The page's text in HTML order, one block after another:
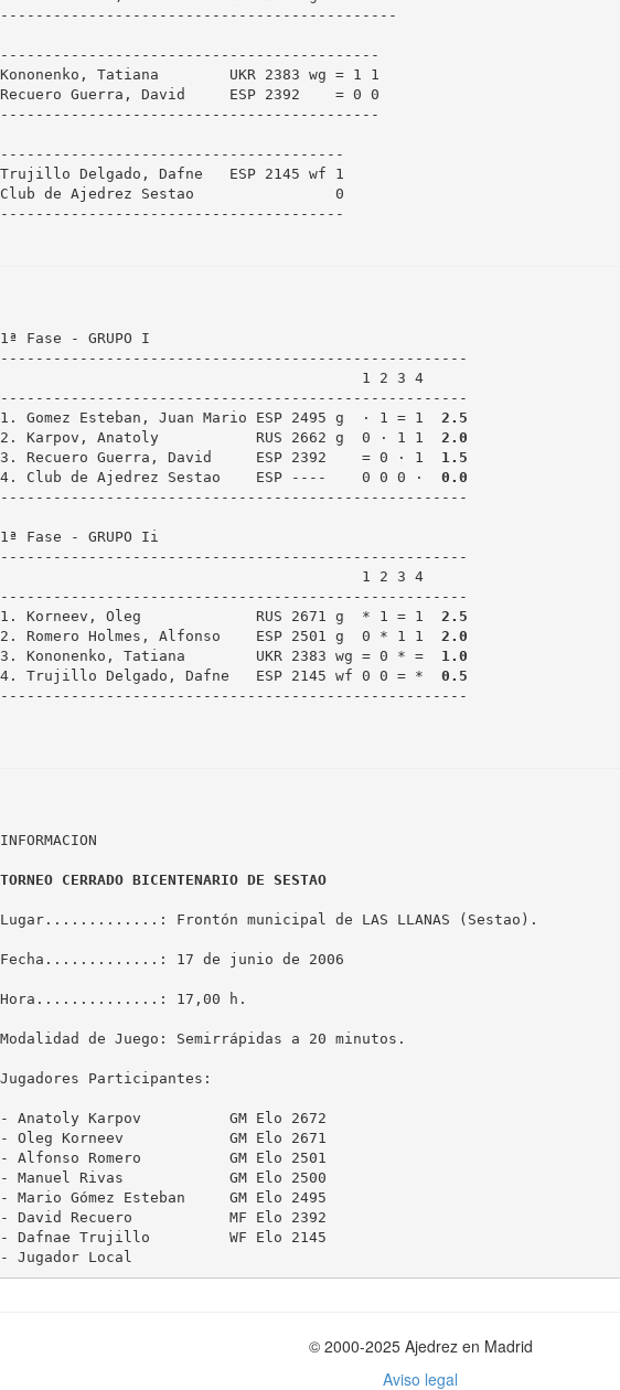
---------------------------------------------
-------------------------------------------
Kononenko, Tatiana        UKR 2383 wg = 1 1
Recuero Guerra, David     ESP 2392    = 0 0
-------------------------------------------
---------------------------------------
Trujillo Delgado, Dafne   ESP 2145 wf 1
Club de Ajedrez Sestao                0
---------------------------------------
1ª Fase - GRUPO I
-----------------------------------------------------
                                         1 2 3 4
-----------------------------------------------------
1. Gomez Esteban, Juan Mario ESP 2495 g  · 1 = 1 2.5
2. Karpov, Anatoly           RUS 2662 g  0 · 1 1 2.0
3. Recuero Guerra, David     ESP 2392    = 0 · 1 1.5
4. Club de Ajedrez Sestao    ESP ----    0 0 0 · 0.0
-----------------------------------------------------
1ª Fase - GRUPO Ii
-----------------------------------------------------
                                         1 2 3 4
-----------------------------------------------------
1. Korneev, Oleg             RUS 2671 g  * 1 = 1 2.5
2. Romero Holmes, Alfonso    ESP 2501 g  0 * 1 1 2.0
3. Kononenko, Tatiana        UKR 2383 wg = 0 * = 1.0
4. Trujillo Delgado, Dafne   ESP 2145 wf 0 0 = * 0.5
-----------------------------------------------------
INFORMACION
TORNEO CERRADO BICENTENARIO DE SESTAO
Lugar.............: Frontón municipal de LAS LLANAS (Sestao).
Fecha.............: 17 de junio de 2006
Hora..............: 17,00 h.
Modalidad de Juego: Semirrápidas a 20 minutos.
Jugadores Participantes:
- Anatoly Karpov          GM Elo 2672
- Oleg Korneev            GM Elo 2671
- Alfonso Romero          GM Elo 2501
- Manuel Rivas            GM Elo 2500
- Mario Gómez Esteban     GM Elo 2495
- David Recuero           MF Elo 2392
- Dafnae Trujillo         WF Elo 2145
© 2000-2025 Ajedrez en Madrid
Aviso legal